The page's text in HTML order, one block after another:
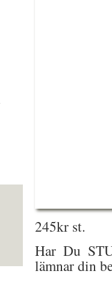
245kr st.
Har Du
lämnar din